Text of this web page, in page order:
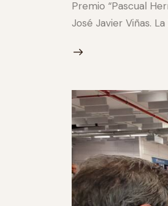
Premio “Pascual
José Javier Viñas.